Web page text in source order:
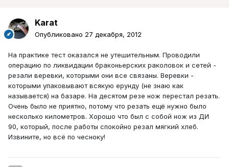
Karat
Опубликовано 27 декабря, 2012
На практике тест оказался не утешительным. Проводили
операцию по ликвидации браконьерских раколовок и сетей -
резали веревки, которыми они все связаны. Веревки -
которыми упаковывают всякую ерунду (не знаю как
называется) на базаре. На десятом резе нож перестал резать.
Очень было не приятно, потому что резать ещё нужно было
несколько километров. Хорошо что был с собой нож из ДИ
90, который, после работы спокойно резал мягкий хлеб.
Извините, но всё по чесноку!